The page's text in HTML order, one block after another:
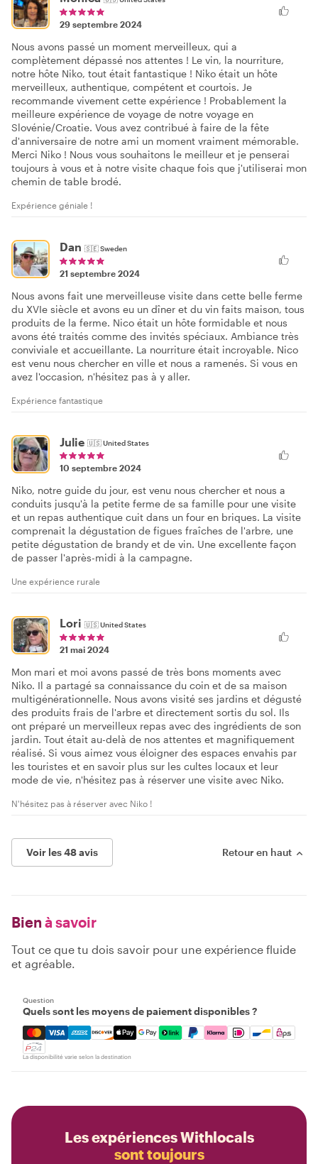
29 septembre 2024
Nous avons passé un moment merveilleux, qui a
complètement dépassé nos attentes ! Le vin, la nourriture,
notre hôte Niko, tout était fantastique ! Niko était un hôte
merveilleux, authentique, compétent et courtois. Je
recommande vivement cette expérience ! Probablement la
meilleure expérience de voyage de notre voyage en
Slovénie/Croatie. Vous avez contribué à faire de la fête
d'anniversaire de notre ami un moment vraiment mémorable.
Merci Niko ! Nous vous souhaitons le meilleur et je penserai
toujours à vous et à notre visite chaque fois que j'utiliserai mon
chemin de table brodé.
Expérience géniale !
Dan 🇸🇪Sweden
21 septembre 2024
Nous avons fait une merveilleuse visite dans cette belle ferme
du XVIe siècle et avons eu un dîner et du vin faits maison, tous
produits de la ferme. Nico était un hôte formidable et nous
avons été traités comme des invités spéciaux. Ambiance très
conviviale et accueillante. La nourriture était incroyable. Nico
est venu nous chercher en ville et nous a ramenés. Si vous en
avez l'occasion, n'hésitez pas à y aller.
Expérience fantastique
Julie 🇺🇸United States
10 septembre 2024
Niko, notre guide du jour, est venu nous chercher et nous a
conduits jusqu'à la petite ferme de sa famille pour une visite
et un repas authentique cuit dans un four en briques. La visite
comprenait la dégustation de figues fraîches de l'arbre, une
petite dégustation de brandy et de vin. Une excellente façon
de passer l'après-midi à la campagne.
Une expérience rurale
Lori 🇺🇸United States
21 mai 2024
Mon mari et moi avons passé de très bons moments avec
Niko. Il a partagé sa connaissance du coin et de sa maison
multigénérationnelle. Nous avons visité ses jardins et dégusté
des produits frais de l'arbre et directement sortis du sol. Ils
ont préparé un merveilleux repas avec des ingrédients de son
jardin. Tout était au-delà de nos attentes et magnifiquement
réalisé. Si vous aimez vous éloigner des espaces envahis par
les touristes et en savoir plus sur les cultes locaux et leur
mode de vie, n'hésitez pas à réserver une visite avec Niko.
N'hésitez pas à réserver avec Niko !
Voir les 48 avis Retour en haut
Bien à savoir
Tout ce que tu dois savoir pour une expérience fluide
et agréable.
Question
Quels sont les moyens de paiement disponibles ?
Mastercard, Visa, Amex, Discover, Apple Pay, Google
La disponibilité varie selon la destination
Les expériences Withlocals
sont toujours